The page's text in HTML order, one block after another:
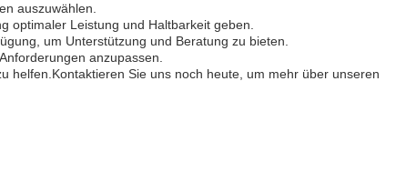
auszuwählen.
optimaler Leistung und Haltbarkeit geben.
um Unterstützung und Beratung zu bieten.
anzupassen.
helfen.Kontaktieren Sie uns noch heute, um mehr über unseren